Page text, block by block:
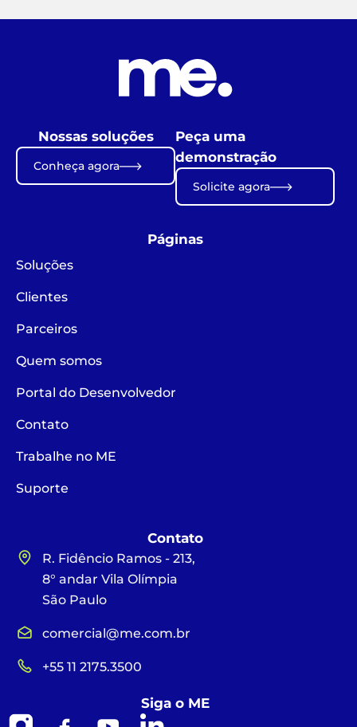
Nossas soluções
Conheça agora
Peça uma
demonstração
Solicite agora
Páginas
Soluções
Clientes
Parceiros
Quem somos
Portal do Desenvolvedor
Contato
Trabalhe no ME
Suporte
Contato
R. Fidêncio Ramos - 213,
8° andar Vila Olímpia
São Paulo
comercial@me.com.br
+55 11 2175.3500
Siga o ME